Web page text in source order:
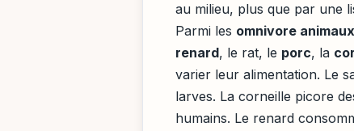
au milieu, plus que par une
Parmi les omnivore animaux
renard, le rat, le porc, la
varier leur alimentation. Le
larves. La corneille picore
humains. Le renard